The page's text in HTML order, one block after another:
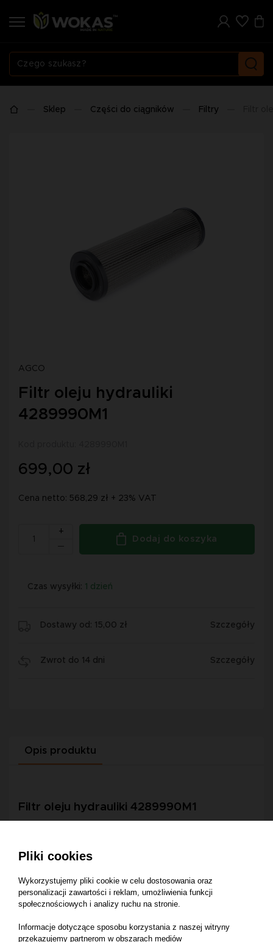
Sklep Części do ciągników Filtry
AGCO
Filtr oleju hydrauliki
4289990M1
699,00 zł
Cena netto: 568,29 zł + 23% VAT
+
Dodaj do koszyka
Czas wysyłki: 1 dzień
Dostawy od: 15,00 zł Szczegóły
Zwrot do 14 dni Szczegóły
Opis produktu
Filtr oleju hydrauliki 4289990M1
chronić wrażliwe komponenty hydrauliczne,
okres eksploatacji sprzętu. Wysokiej jakości materiały i
procesy inżynieryjne, takie jak metalowa plisowana
konstrukcja filtra i optymalny element uszczelniający,
maksymalizują niezawodność i trwałość dzięki
Pliki cookies
Wykorzystujemy pliki cookie w celu dostosowania oraz
personalizacji zawartości i reklam, umożliwienia funkcji
społecznościowych i analizy ruchu na stronie.
Informacje dotyczące sposobu korzystania z naszej witryny
przekazujemy partnerom w obszarach mediów